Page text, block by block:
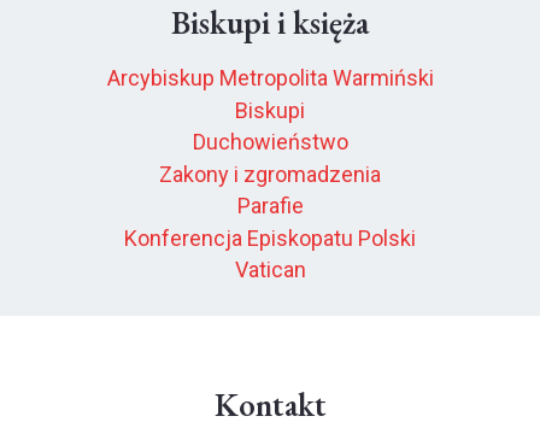
Biskupi i księża
Arcybiskup Metropolita Warmiński
Biskupi
Duchowieństwo
Zakony i zgromadzenia
Parafie
Konferencja Episkopatu Polski
Vatican
Kontakt